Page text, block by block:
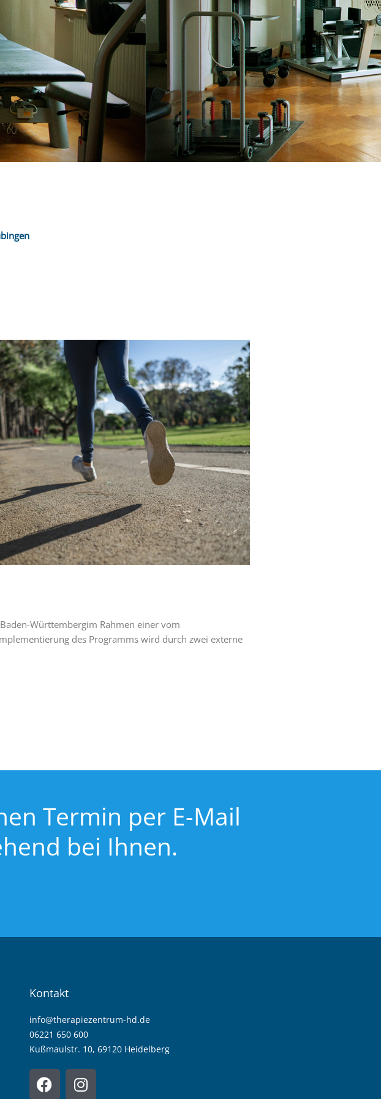
Württembergim Rahmen einer vom
des Programms wird durch zwei externe
Termin per E-Mail
bei Ihnen.
Kontakt
info@therapiezentrum-hd.de
06221 650 600
Kußmaulstr. 10, 69120 Heidelberg
F
a
I
n